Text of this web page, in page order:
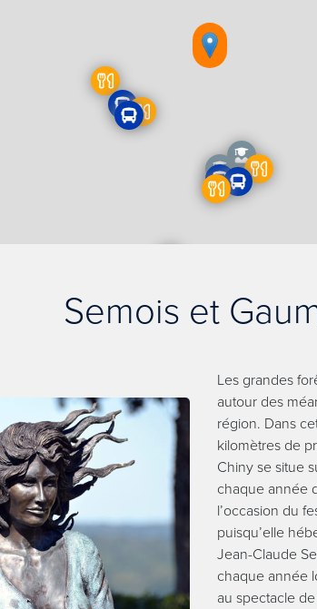
Semois et
Les grandes
autour des
région. Dans
kilomètres de
Chiny se situe
chaque année
l’occasion du
puisqu’elle
Jean-Claude
chaque année
au spectacle